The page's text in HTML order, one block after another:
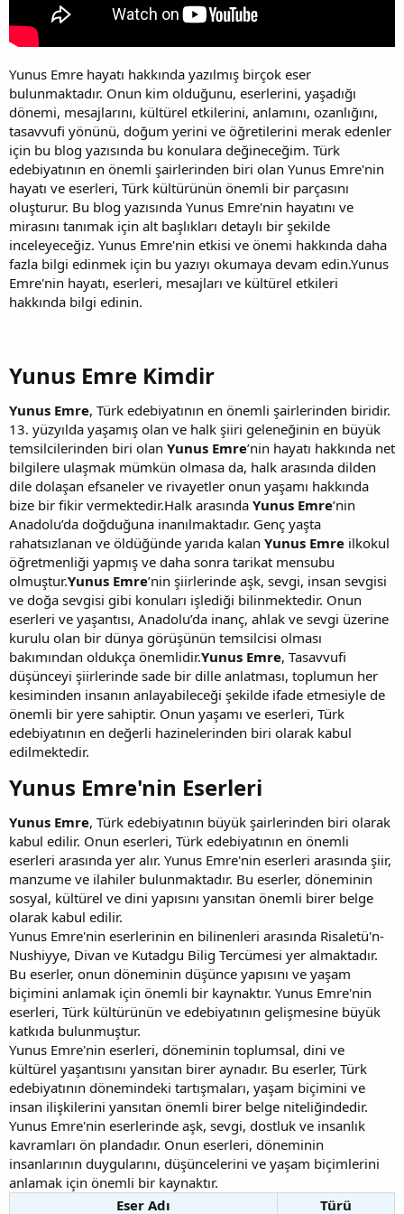
Yunus Emre hayatı hakkında yazılmış birçok eser
bulunmaktadır. Onun kim olduğunu, eserlerini, yaşadığı
dönemi, mesajlarını, kültürel etkilerini, anlamını, ozanlığını,
tasavvufi yönünü, doğum yerini ve öğretilerini merak edenler
için bu blog yazısında bu konulara değineceğim. Türk
edebiyatının en önemli şairlerinden biri olan Yunus Emre'nin
hayatı ve eserleri, Türk kültürünün önemli bir parçasını
oluşturur. Bu blog yazısında Yunus Emre'nin hayatını ve
mirasını tanımak için alt başlıkları detaylı bir şekilde
inceleyeceğiz. Yunus Emre'nin etkisi ve önemi hakkında daha
fazla bilgi edinmek için bu yazıyı okumaya devam edin.Yunus
Emre'nin hayatı, eserleri, mesajları ve kültürel etkileri
hakkında bilgi edinin.
Yunus Emre Kimdir​
Yunus Emre, Türk edebiyatının en önemli şairlerinden biridir.
13. yüzyılda yaşamış olan ve halk şiiri geleneğinin en büyük
temsilcilerinden biri olan Yunus Emre’nin hayatı hakkında net
bilgilere ulaşmak mümkün olmasa da, halk arasında dilden
dile dolaşan efsaneler ve rivayetler onun yaşamı hakkında
bize bir fikir vermektedir.Halk arasında Yunus Emre’nin
Anadolu’da doğduğuna inanılmaktadır. Genç yaşta
rahatsızlanan ve öldüğünde yarıda kalan Yunus Emre ilkokul
öğretmenliği yapmış ve daha sonra tarikat mensubu
olmuştur.Yunus Emre’nin şiirlerinde aşk, sevgi, insan sevgisi
ve doğa sevgisi gibi konuları işlediği bilinmektedir. Onun
eserleri ve yaşantısı, Anadolu’da inanç, ahlak ve sevgi üzerine
kurulu olan bir dünya görüşünün temsilcisi olması
bakımından oldukça önemlidir.Yunus Emre, Tasavvufi
düşünceyi şiirlerinde sade bir dille anlatması, toplumun her
kesiminden insanın anlayabileceği şekilde ifade etmesiyle de
önemli bir yere sahiptir. Onun yaşamı ve eserleri, Türk
edebiyatının en değerli hazinelerinden biri olarak kabul
edilmektedir.
Yunus Emre'nin Eserleri​
Yunus Emre, Türk edebiyatının büyük şairlerinden biri olarak
kabul edilir. Onun eserleri, Türk edebiyatının en önemli
eserleri arasında yer alır. Yunus Emre'nin eserleri arasında şiir,
manzume ve ilahiler bulunmaktadır. Bu eserler, döneminin
sosyal, kültürel ve dini yapısını yansıtan önemli birer belge
olarak kabul edilir.
Yunus Emre'nin eserlerinin en bilinenleri arasında Risaletü'n-
Nushiyye, Divan ve Kutadgu Bilig Tercümesi yer almaktadır.
Bu eserler, onun döneminin düşünce yapısını ve yaşam
biçimini anlamak için önemli bir kaynaktır. Yunus Emre'nin
eserleri, Türk kültürünün ve edebiyatının gelişmesine büyük
katkıda bulunmuştur.
Yunus Emre'nin eserleri, döneminin toplumsal, dini ve
kültürel yaşantısını yansıtan birer aynadır. Bu eserler, Türk
edebiyatının dönemindeki tartışmaları, yaşam biçimini ve
insan ilişkilerini yansıtan önemli birer belge niteliğindedir.
Yunus Emre'nin eserlerinde aşk, sevgi, dostluk ve insanlık
kavramları ön plandadır. Onun eserleri, döneminin
insanlarının duygularını, düşüncelerini ve yaşam biçimlerini
anlamak için önemli bir kaynaktır.
Eser Adı
Türü